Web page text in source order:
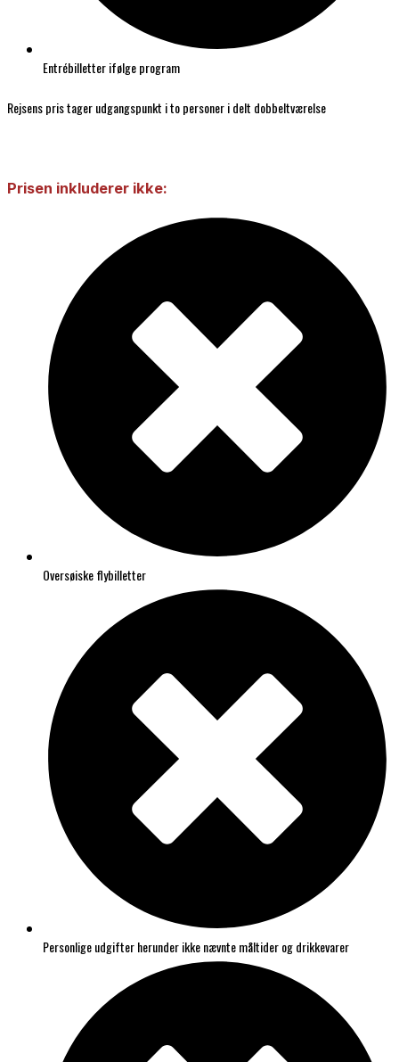
Entrébilletter ifølge program
Rejsens pris tager udgangspunkt i to personer i delt dobbeltværelse
Prisen inkluderer ikke:
Oversøiske flybilletter
Personlige udgifter herunder ikke nævnte måltider og drikkevarer